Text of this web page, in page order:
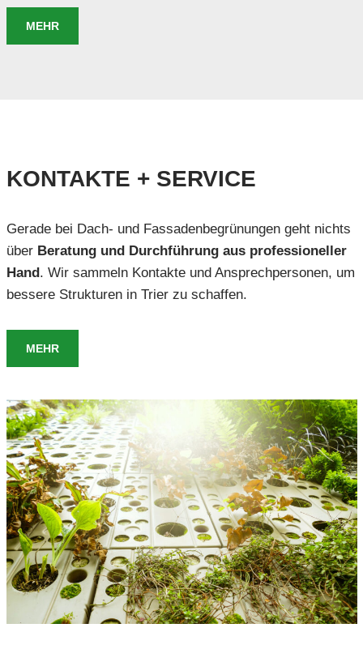
MEHR
KONTAKTE + SERVICE
Gerade bei Dach- und Fassadenbegrünungen geht nichts
über Beratung und Durchführung aus professioneller
Hand. Wir sammeln Kontakte und Ansprechpersonen, um
bessere Strukturen in Trier zu schaffen.
MEHR